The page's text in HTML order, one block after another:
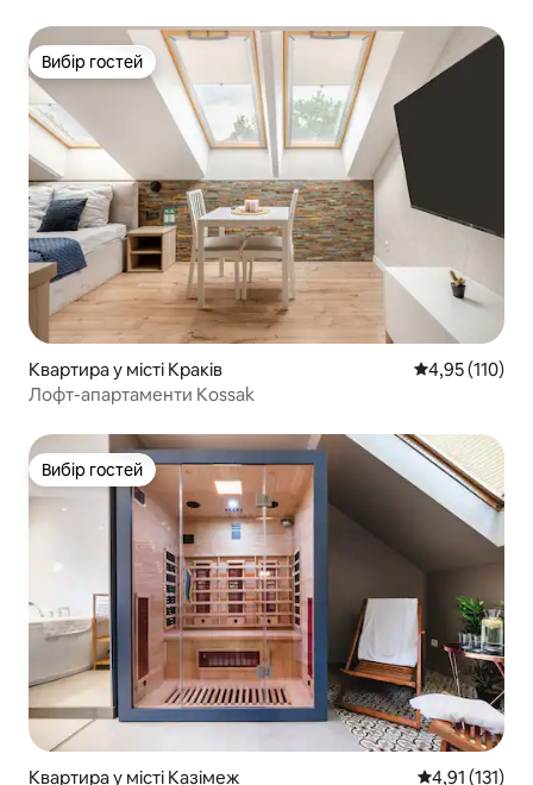
Вибір гостей
Вибір гостей
Квартира у місті Краків Середня
4,95 (110)
Лофт-апартаменти Kossak
Вибір гостей
Вибір гостей
Квартира у місті Казімеж Середня
4,91 (131)